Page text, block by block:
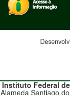
Instituto Federal
Alameda Santiago